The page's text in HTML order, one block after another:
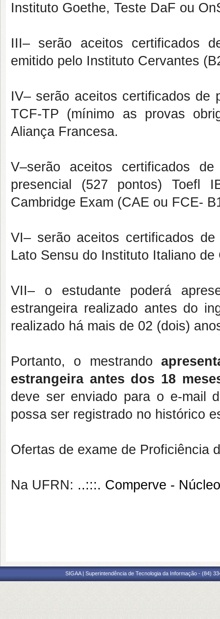
Instituto Goethe, Teste DaF ou
III– serão aceitos certificados
emitido pelo Instituto Cervantes
IV– serão aceitos certificados de
TCF-TP (mínimo as provas
Aliança Francesa.
V–serão aceitos certificados
presencial (527 pontos) Toefl
Cambridge Exam (CAE ou FCE-
VI– serão aceitos certificados
Lato Sensu do Instituto Italiano de
VII– o estudante poderá
estrangeira realizado antes do
realizado há mais de 02 (dois)
Portanto, o mestrando
estrangeira antes dos 18
deve ser enviado para o e-mail
possa ser registrado no histórico
Ofertas de exame de Proficiência
Na UFRN: ..:::. Comperve -
SIGAA | Superintendência de Tecnologia da Informação - (84)